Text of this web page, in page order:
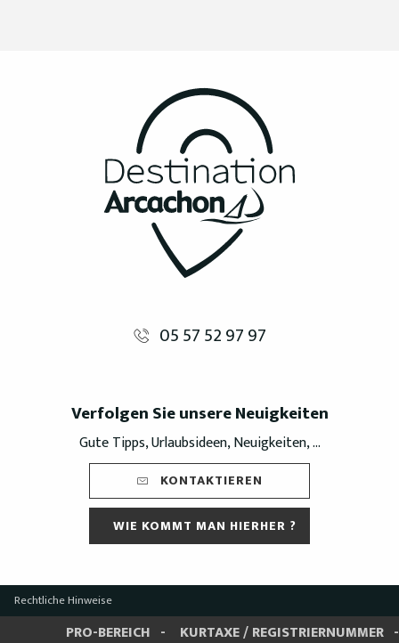
05 57 52 97 97
Verfolgen Sie unsere Neuigkeiten
Gute Tipps, Urlaubsideen, Neuigkeiten, ...
KONTAKTIEREN
WIE KOMMT MAN HIERHER ?
Rechtliche Hinweise
PRO-BEREICH KURTAXE / REGISTRIERNUMMER